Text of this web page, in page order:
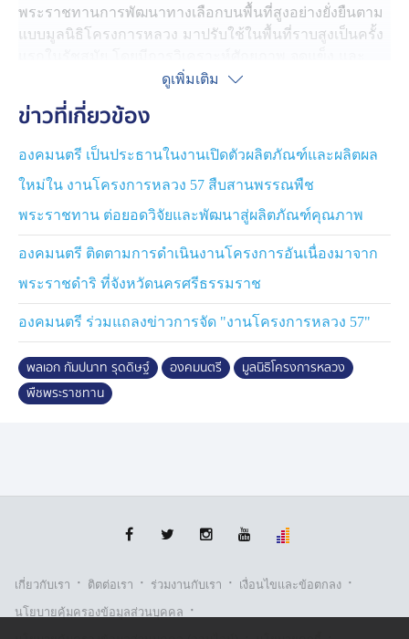
พระราชทานการพัฒนาทางเลือกบนพื้นที่สูงอย่างยั่งยืนตาม
แบบมูลนิธิโครงการหลวง มาปรับใช้ในพื้นที่ราบสูงเป็นครั้ง
โอกาสของพื้นที่ตามแผนเร่งด่วนระยะแรก 1 ปี มุ่งพัฒนาให้
เป็นต้นแบบสำหรับการเรียนรู้ของเกษตรกรในชุมชน มีเป้า
หมายส่งเสริมการทำเกษตรแปลงใหญ่ เพื่อเพิ่มศักยภาพการ
ผลิตและบริหารจัดการอย่างบูรณาการ จัดทำแปลงตัวอย่าง
การวิจัยและนวัตกรรม โดยสร้างโรงเรือนปลูกพืชเพื่อ
ทดสอบสาธิต อาทิ แตงกวาญี่ปุ่น มะเดื่อฝรั่ง ที่นำไปต่อยอด
ได้ในอนาคต รวมถึงวางแผนด้านแหล่งน้ำและการใช้
ประโยชน์ร่วมกันของชุมชน บูรณาการปฏิบัติงานป้องกัน
และแก้ไขปัญหาช้างบุกรุก ตลอดจน ช่วยกันรักษา
ทรัพยากรธรรมชาติและสิ่งแวดล้อม เพิ่มพื้นที่สีเขียวฟื้นฟู
พร้อมกับติดตามความก้าวหน้าพืชพระราชทานจากสมเด็จ
พระเจ้าลูกเธอ เจ้าฟ้าสิริวัณณวรี นารีรัตนราชกัญญา 18
ชนิด 44 พันธุ์ นำมาปลูกทดสอบและขยายพันธุ์ที่โรงเรือน
"สิริวัณณวรี Botanical Garden" สถานีเกษตรหลวงอ่างขาง
อาชีพแก่เกษตรกรบนพื้นที่สูง และพืชที่สามารถเพิ่มมูลค่า
2 กลุ่ม คือ กลุ่มพืชเพื่อดำเนินการวิจัยและทดสอบ พัฒนา
ชนิด อาทิ ชาเขียวมัทฉะ วาซาบิ, กลุ่มพืชเพื่อพัฒนาต่อยอด
7 ชนิด อาทิ กาแฟ ชาดอกกุหลาบ บัตเตอร์นัท ซึ่งมีศักยภาพ
ดูเพิ่มเติม
ข่าวที่เกี่ยวข้อง
องคมนตรี เป็นประธานในงานเปิดตัวผลิตภัณฑ์และผลิตผล
ใหม่ใน งานโครงการหลวง 57 สืบสานพรรณพืช
พระราชทาน ต่อยอดวิจัยและพัฒนาสู่ผลิตภัณฑ์คุณภาพ
องคมนตรี ติดตามการดำเนินงานโครงการอันเนื่องมาจาก
พระราชดำริ ที่จังหวัดนครศรีธรรมราช
องคมนตรี ร่วมแถลงข่าวการจัด "งานโครงการหลวง 57"
พลเอก กัมปนาท รุดดิษฐ์ องคมนตรี
มูลนิธิโครงการหลวง
พืชพระราชทาน
เกี่ยวกับเรา · ติตต่อเรา · ร่วมงานกับเรา · เงื่อนไขและข้อตกลง ·
นโยบายคุ้มครองข้อมูลส่วนบุคคล ·